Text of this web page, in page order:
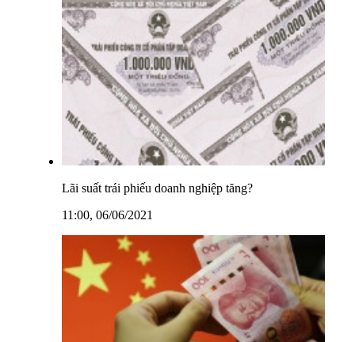
Lãi suất trái phiếu doanh nghiệp tăng?
11:00, 06/06/2021